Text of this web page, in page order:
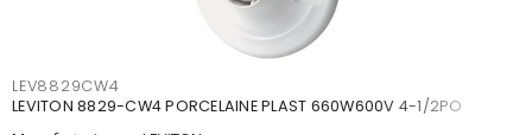
LEV8829CW4
LEVITON 8829-CW4 PORCELAINE PLAST 660W600V 4-1/2PO